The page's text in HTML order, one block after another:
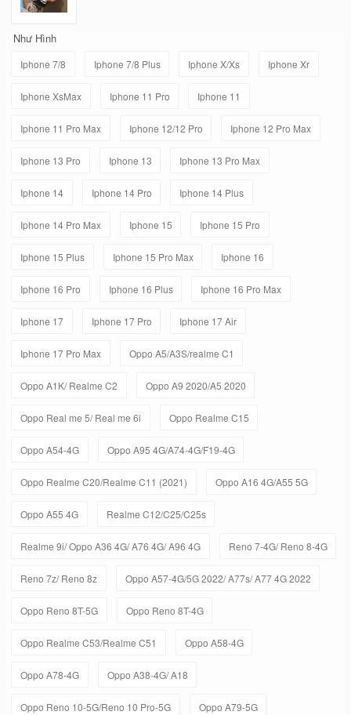
Như Hình
Iphone 7/8 Iphone 7/8 Plus Iphone X/Xs Iphone Xr
Iphone XsMax Iphone 11 Pro Iphone 11
Iphone 11 Pro Max Iphone 12/12 Pro Iphone 12 Pro Max
Iphone 13 Pro Iphone 13 Iphone 13 Pro Max
Iphone 14 Iphone 14 Pro Iphone 14 Plus
Iphone 14 Pro Max Iphone 15 Iphone 15 Pro
Iphone 15 Plus Iphone 15 Pro Max Iphone 16
Iphone 16 Pro Iphone 16 Plus Iphone 16 Pro Max
Iphone 17 Iphone 17 Pro Iphone 17 Air
Iphone 17 Pro Max Oppo A5/A3S/realme C1
Oppo A1K/ Realme C2 Oppo A9 2020/A5 2020
Oppo Real me 5/ Real me 6i Oppo Realme C15
Oppo A54-4G Oppo A95 4G/A74-4G/F19-4G
Oppo Realme C20/Realme C11 (2021) Oppo A16 4G/A55 5G
Oppo A55 4G Realme C12/C25/C25s
Realme 9i/ Oppo A36 4G/ A76 4G/ A96 4G Reno 7-4G/ Reno 8-4G
Reno 7z/ Reno 8z Oppo A57-4G/5G 2022/ A77s/ A77 4G 2022
Oppo Reno 8T-5G Oppo Reno 8T-4G
Oppo Realme C53/Realme C51 Oppo A58-4G
Oppo A78-4G Oppo A38-4G/ A18
Oppo Reno 10-5G/Reno 10 Pro-5G Oppo A79-5G